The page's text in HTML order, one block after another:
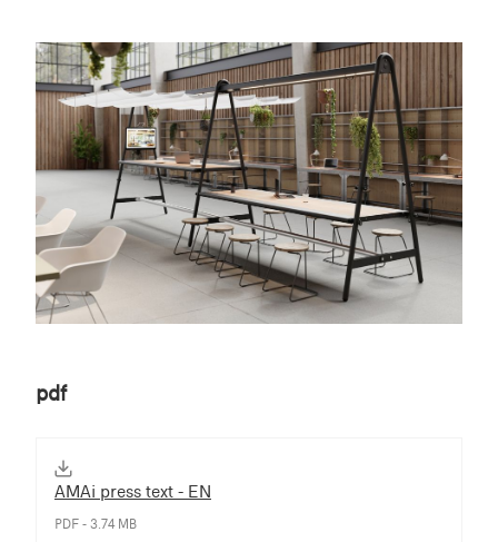
pdf
AMAi press text - EN
PDF - 3.74 MB